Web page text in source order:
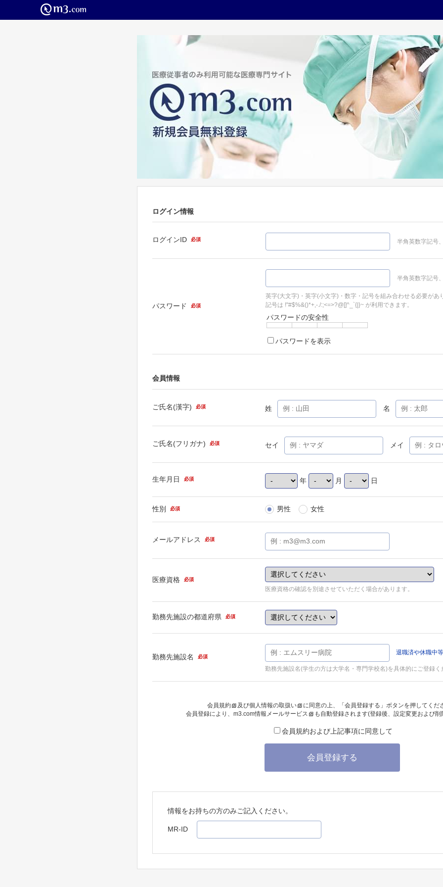
ログイン情報
ログインID 必須 半角英数字記号
パスワード 必須
半角英数字記号
英字(大文字)・英字(小文字)・数字・記号を組み合わせる必要があ
記号は !"#$%&()*+,-./:;<=>?@[]^_`{|}~ が利用できます。
パスワードの安全性
パスワードを表示
会員情報
ご氏名(漢字) 必須 姓 名
ご氏名(フリガナ) 必須 セイ メイ
生年月日 必須 年 月 日
性別 必須 男性 女性
メールアドレス 必須
医療資格 必須
医療資格の確認を別途させていただく場合があります。
勤務先施設の都道府県 必須
勤務先施設名 必須
退職済や休職中
勤務先施設名(学生の方は大学名・専門学校名)を具体的にご登録く
会員規約 及び個人情報の取扱い
に同意の上、「会員登録する」ボタンを押してくだ
会員登録により、 m3.com情報メールサービス も自動登録されます(登録後、設定変更および
会員規約および上記事項に同意して
会員登録する
情報をお持ちの方のみご記入ください。
MR-ID